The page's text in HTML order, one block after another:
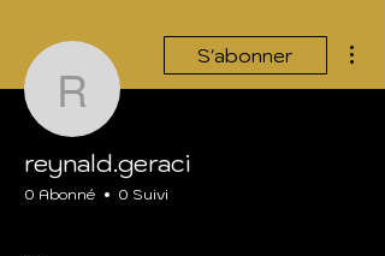
reynald.geraci
S'abonner
reynald.geraci
0 Abonné 0 Suivi